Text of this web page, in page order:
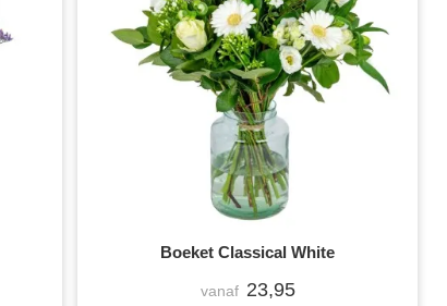
Boeket Classical White
vanaf 23,95